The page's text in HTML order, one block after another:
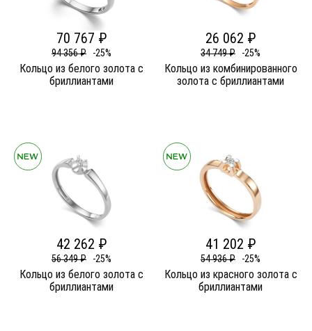
70 767 ₽
94 356 ₽ -25%
Кольцо из белого золота c
бриллиантами
26 062 ₽
34 749 ₽ -25%
Кольцо из комбинированного
золота c бриллиантами
42 262 ₽
56 349 ₽ -25%
Кольцо из белого золота c
бриллиантами
41 202 ₽
54 936 ₽ -25%
Кольцо из красного золота c
бриллиантами